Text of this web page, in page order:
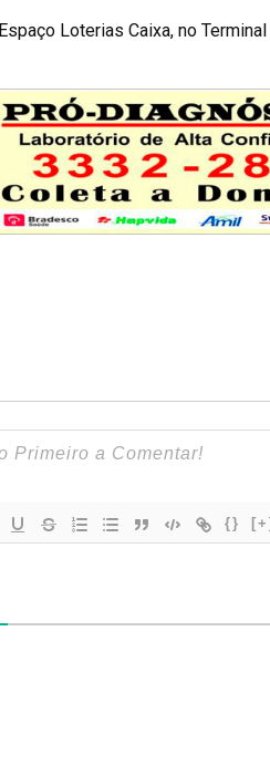
Loterias Caixa, no
{}